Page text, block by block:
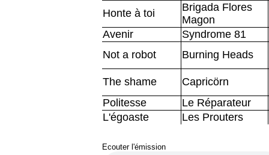
Honte à toi
Brigada Flores
Magon
Avenir
Syndrome 81
Not a robot
Burning Heads
The shame
Capricörn
Politesse
Le Réparateur
L'égoaste
Les Prouters
Ecouter l'émission